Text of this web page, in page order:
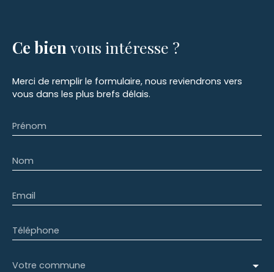
Ce bien vous intéresse ?
Merci de remplir le formulaire, nous reviendrons vers
vous dans les plus brefs délais.
Prénom
Nom
Email
Téléphone
Votre commune